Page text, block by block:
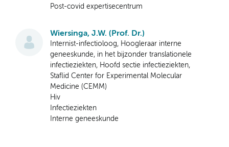
Post-covid expertisecentrum
Wiersinga, J.W. (Prof. Dr.)
Internist-infectioloog, Hoogleraar interne
geneeskunde, in het bijzonder translationele
infectieziekten, Hoofd sectie infectieziekten,
Staflid Center for Experimental Molecular
Medicine (CEMM)
Hiv
Infectieziekten
Interne geneeskunde